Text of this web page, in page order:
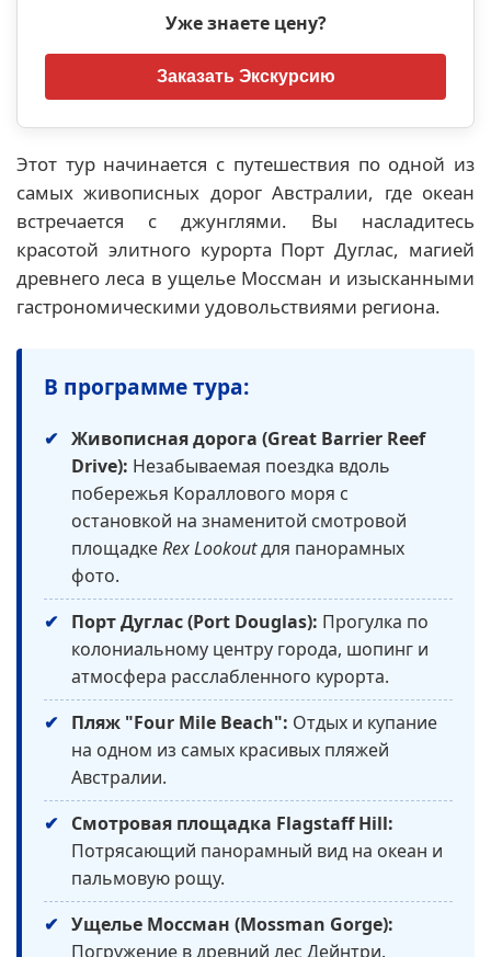
Уже знаете цену?
Этот тур начинается с путешествия по одной из
самых живописных дорог Австралии, где океан
встречается с джунглями. Вы насладитесь
красотой элитного курорта Порт Дуглас, магией
древнего леса в ущелье Моссман и изысканными
гастрономическими удовольствиями региона.
В программе тура:
Живописная дорога (Great Barrier Reef
Drive): Незабываемая поездка вдоль
побережья Кораллового моря с
остановкой на знаменитой смотровой
площадкеRex Lookoutдля панорамных
фото.
Порт Дуглас (Port Douglas): Прогулка по
колониальному центру города, шопинг и
атмосфера расслабленного курорта.
Пляж "Four Mile Beach": Отдых и купание
на одном из самых красивых пляжей
Австралии.
Смотровая площадка Flagstaff Hill:
Потрясающий панорамный вид на океан и
пальмовую рощу.
Ущелье Моссман (Mossman Gorge):
Погружение в древний лес Дейнтри.